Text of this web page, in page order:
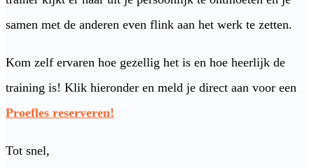
samen met de anderen even flink aan het werk te zetten.
Kom zelf ervaren hoe gezellig het is en hoe heerlijk de
training is! Klik hieronder en meld je direct aan voor een
Proefles reserveren!
Tot snel,